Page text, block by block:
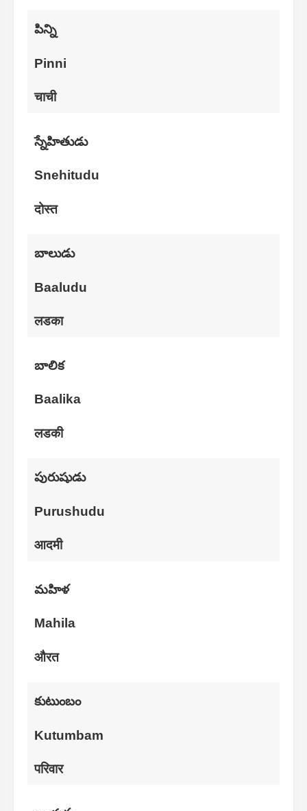
పిన్ని
Pinni
चाची
స్నేహితుడు
Snehitudu
दोस्त
బాలుడు
Baaludu
लडका
బాలిక
Baalika
लडकी
పురుషుడు
Purushudu
आदमी
మహిళ
Mahila
औरत
కుటుంబం
Kutumbam
परिवार